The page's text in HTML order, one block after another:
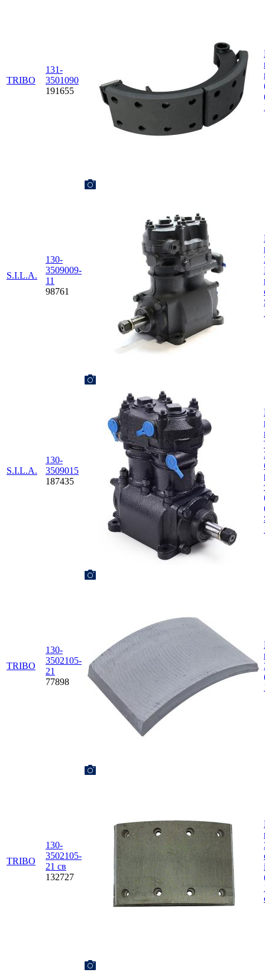
TRIBO
131-
3501090
191655
S.I.L.A.
130-
3509009-
11
98761
S.I.L.A.
130-
3509015
187435
TRIBO
130-
3502105-
21
77898
TRIBO
130-
3502105-
21 св
132727